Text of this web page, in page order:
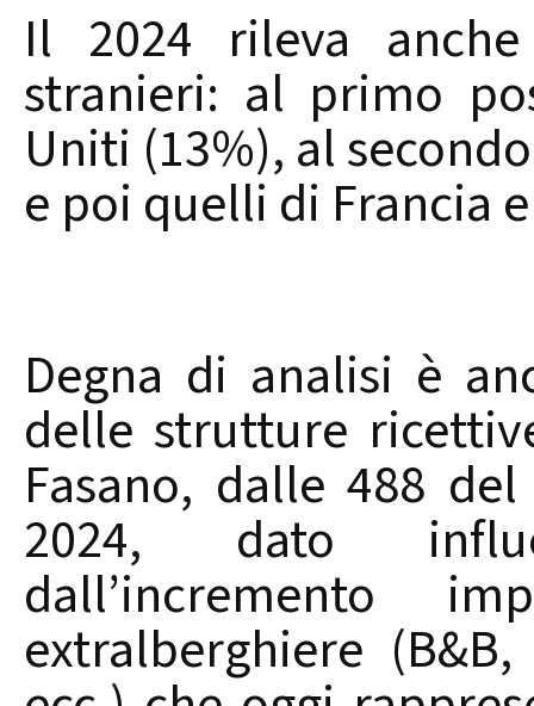
Il 2024 rileva
stranieri: al primo
Uniti (13%), al
e poi quelli di Francia
Degna di analisi è
delle strutture
Fasano, dalle 488
2024, dato
dall’incremento
extralberghiere